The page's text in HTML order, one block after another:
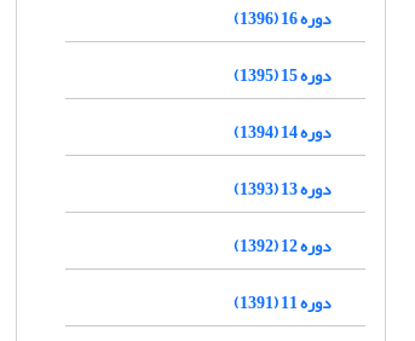
دوره 16 (1396)
دوره 15 (1395)
دوره 14 (1394)
دوره 13 (1393)
دوره 12 (1392)
دوره 11 (1391)